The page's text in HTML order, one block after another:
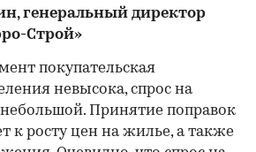
генеральный директор
Строй»
покупательская
невысока, спрос на
Принятие поправок
к росту цен на жилье, а также